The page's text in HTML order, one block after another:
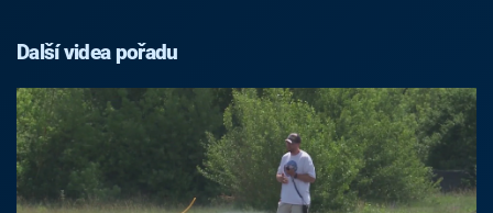
Další videa pořadu